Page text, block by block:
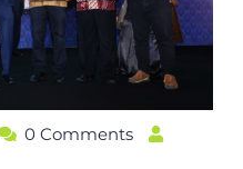
0 Comments